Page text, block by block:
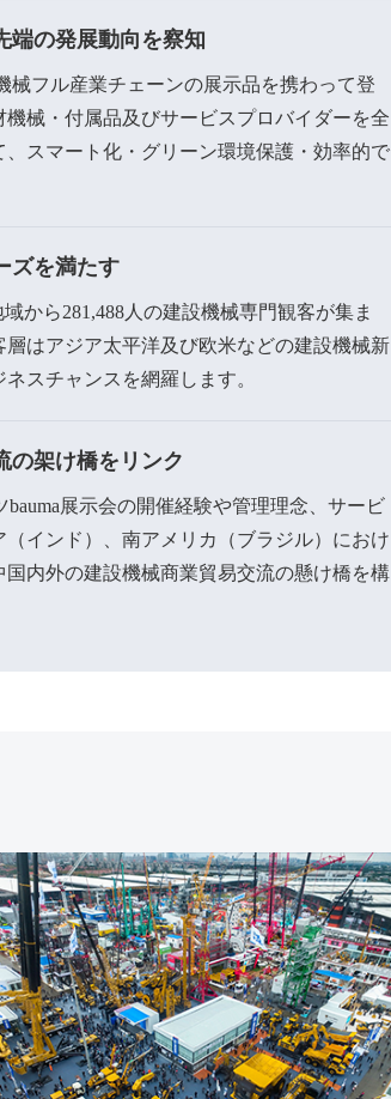
端の発展動向を察知
械フル産業チェーンの展示品を携わって登
械・付属品及びサービスプロバイダーを全
スマート化・グリーン環境保護・効率的で
ズを満たす
から281,488人の建設機械専門観客が集ま
はアジア太平洋及び欧米などの建設機械新
スチャンスを網羅します。
の架け橋をリンク
展示会の開催経験や管理理念、サービ
インド）、南アメリカ（ブラジル）におけ
内外の建設機械商業貿易交流の懸け橋を構